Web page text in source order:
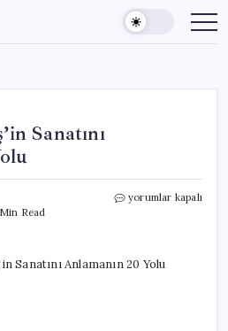
Sanatını
Read
Prof.
Anlamanın
20
yorumlar kapalı